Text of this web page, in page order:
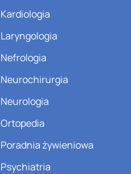
Kardiologia
Laryngologia
Nefrologia
Neurochirurgia
Neurologia
Ortopedia
Poradnia żywieniowa
Psychiatria